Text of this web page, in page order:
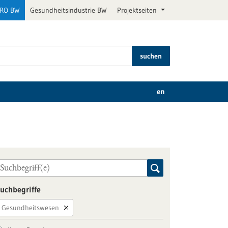
BW Gesundheitsindustrie BW Projektseiten
suchen
en
Gesundheitswesen